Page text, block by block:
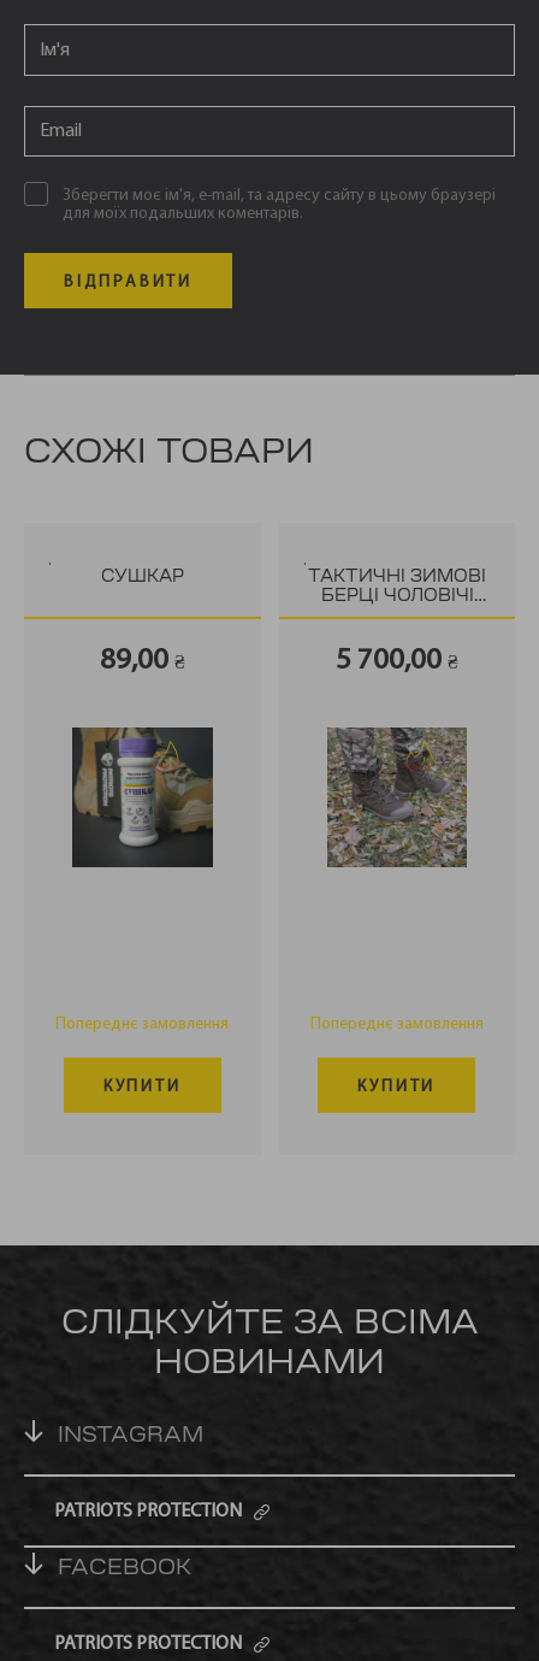
Email*
Зберегти моє ім'я, e-mail, та адресу сайту в цьому браузері
для моїх подальших коментарів.
СХОЖІ ТОВАРИ
.
СУШКАР
89,00 ₴
Попереднє замовлення
КУПИТИ
.
ТАКТИЧНІ ЗИМОВІ
БЕРЦІ ЧОЛОВІЧІ
HAMMER JACK
5 700,00 ₴
Попереднє замовлення
КУПИТИ
СЛІДКУЙТЕ ЗА ВСІМА
НОВИНАМИ
INSTAGRAM
PATRIOTS PROTECTION
FACEBOOK
PATRIOTS PROTECTION